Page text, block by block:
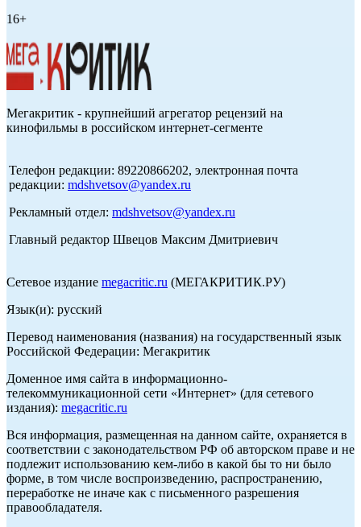
16+
Мегакритик - крупнейший агрегатор рецензий на
кинофильмы в российском интернет-сегменте
Телефон редакции: 89220866202, электронная почта
редакции: mdshvetsov@yandex.ru
Рекламный отдел: mdshvetsov@yandex.ru
Главный редактор Швецов Максим Дмитриевич
Сетевое издание megacritic.ru (МЕГАКРИТИК.РУ)
Язык(и): русский
Перевод наименования (названия) на государственный язык
Российской Федерации: Мегакритик
Доменное имя сайта в информационно-
телекоммуникационной сети «Интернет» (для сетевого
издания): megacritic.ru
Вся информация, размещенная на данном сайте, охраняется в
соответствии с законодательством РФ об авторском праве и не
подлежит использованию кем-либо в какой бы то ни было
форме, в том числе воспроизведению, распространению,
переработке не иначе как с письменного разрешения
правообладателя.